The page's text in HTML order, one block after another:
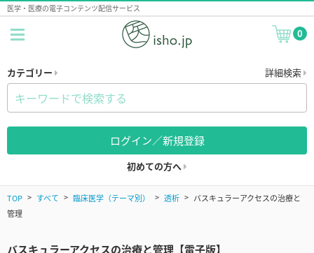
医学・医療の電子コンテンツ配信サービス
0
カテゴリー 詳細検索
ログイン／新規登録
初めての方へ
TOP すべて 臨床医学（テーマ別） 透析
バスキュラーアクセスの治療と
管理
バスキュラーアクセスの治療と管理【電子版】